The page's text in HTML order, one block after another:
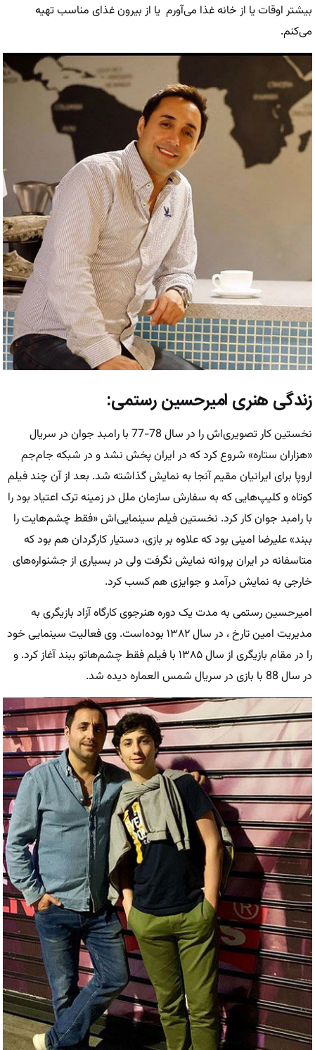
بیشتر اوقات یا از خانه غذا می‌آورم یا از بیرون غذای مناسب تهیه
می‌کنم.
زندگی هنری امیرحسین رستمی:
نخستین کار تصویری‌اش را در سال 78-77 با رامبد جوان در سریال
«هزاران ستاره» شروع کرد که در ایران پخش نشد و در شبکه جام‌جم
اروپا برای ایرانیان مقیم آنجا به نمایش گذاشته شد. بعد از آن چند فیلم
کوتاه و کلیپ‌هایی که به سفارش سازمان ملل در زمینه ترک اعتیاد بود را
با رامبد جوان کار کرد. نخستین فیلم سینمایی‌اش «فقط چشم‌هایت را
ببند» علیرضا امینی بود که علاوه بر بازی، دستیار کارگردان هم بود که
متاسفانه در ایران پروانه نمایش نگرفت ولی در بسیاری از جشنواره‌های
خارجی به نمایش درآمد و جوایزی هم کسب کرد.
امیرحسین رستمی به مدت یک دوره هنرجوی کارگاه آزاد بازیگری به
مدیریت امین تارخ ، در سال ۱۳۸۲ بوده‌است. وی فعالیت سینمایی خود
را در مقام بازیگری از سال ۱۳۸۵ با فیلم فقط چشم‌هاتو ببند آغاز کرد. و
در سال 88 با بازی در سریال شمس العماره دیده شد.